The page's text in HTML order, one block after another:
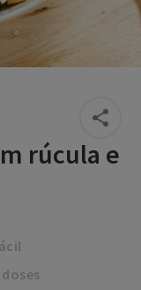
rúcula e
doses